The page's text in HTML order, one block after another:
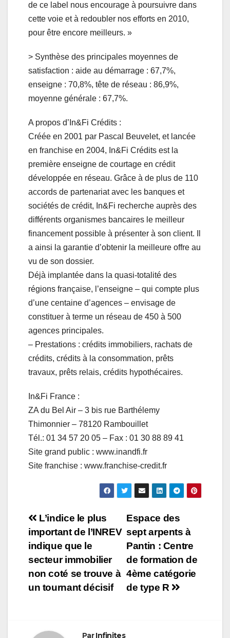
de ce label nous encourage à poursuivre dans
cette voie et à redoubler nos efforts en 2010,
pour être encore meilleurs. »
> Synthèse des principales moyennes de
satisfaction : aide au démarrage : 67,7%,
enseigne : 70,8%, tête de réseau : 86,9%,
moyenne générale : 67,7%.
A propos d’In&Fi Crédits :
Créée en 2001 par Pascal Beuvelet, et lancée
en franchise en 2004, In&Fi Crédits est la
première enseigne de courtage en crédit
développée en réseau. Grâce à de plus de 110
accords de partenariat avec les banques et
sociétés de crédit, In&Fi recherche auprès des
différents organismes bancaires le meilleur
financement possible à présenter à son client. Il
a ainsi la garantie d’obtenir la meilleure offre au
vu de son dossier.
Déjà implantée dans la quasi-totalité des
régions française, l’enseigne – qui compte plus
d’une centaine d’agences – envisage de
constituer à terme un réseau de 450 à 500
agences principales.
– Prestations : crédits immobiliers, rachats de
crédits, crédits à la consommation, prêts
travaux, prêts relais, crédits hypothécaires.
In&Fi France :
ZA du Bel Air – 3 bis rue Barthélemy
Thimonnier – 78120 Rambouillet
Tél.: 01 34 57 20 05 – Fax : 01 30 88 89 41
Site grand public : www.inandfi.fr
Site franchise : www.franchise-credit.fr
Navigation
de
l’article
Espace des
sept arpents à
Pantin : Centre
de formation de
4ème catégorie
de type R
L’indice le plus
important de l’INREV
indique que le
secteur immobilier
non coté se trouve à
un tournant décisif
ParInfinites